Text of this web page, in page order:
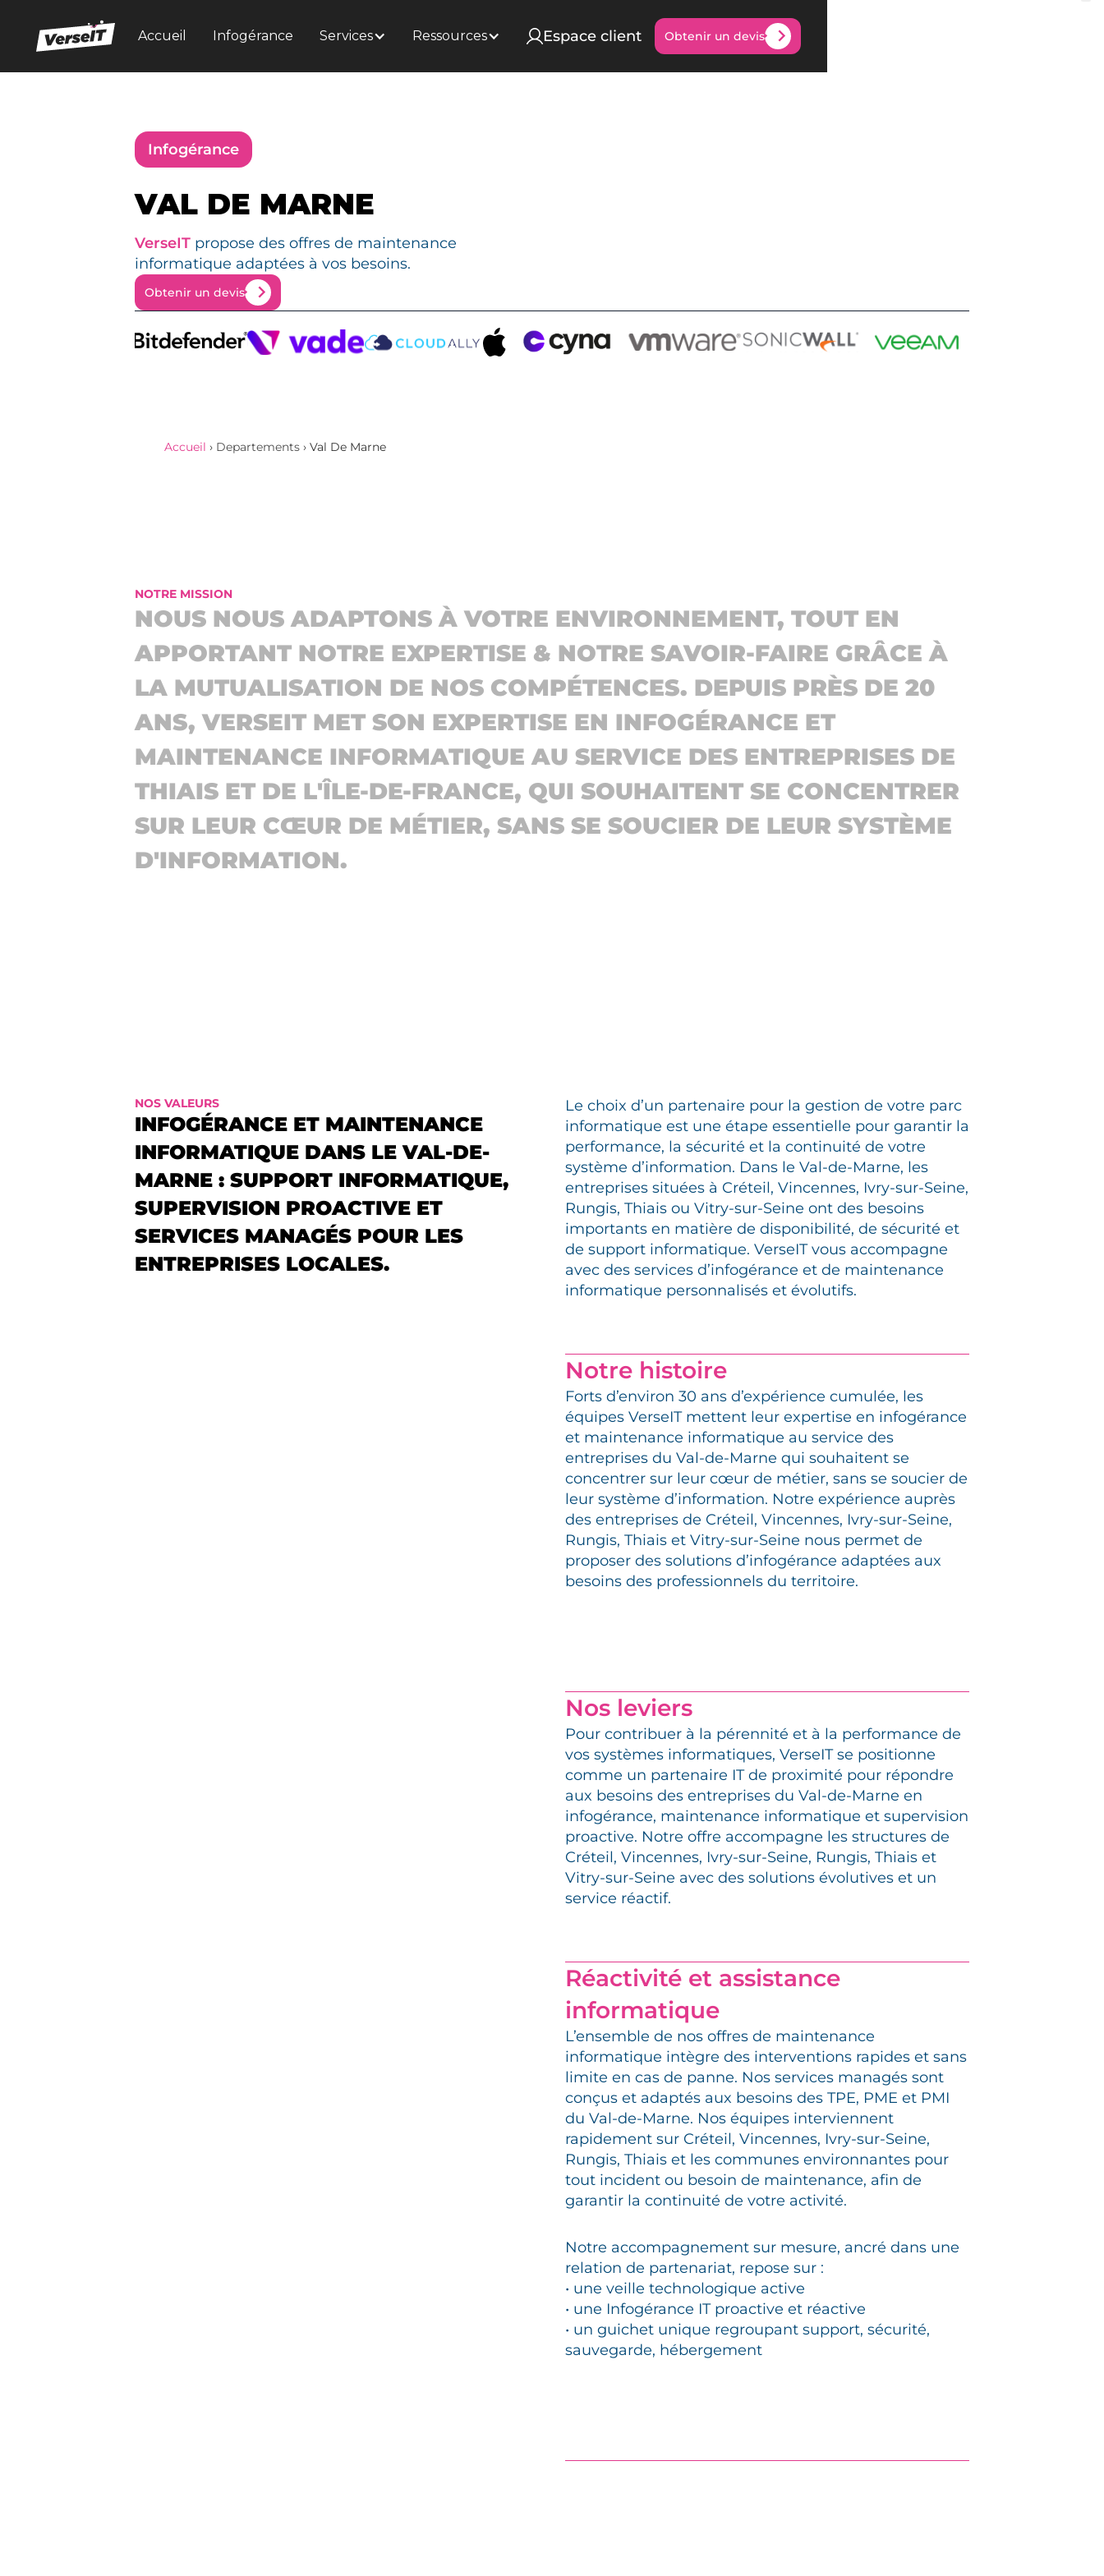
Accueil Infogérance Services Ressources Espace client
Obtenir un devis
Obtenir un devis
Infogérance
VAL DE MARNE
VerseIT propose des offres de maintenance
informatique adaptées à vos besoins.
Obtenir un devis
Obtenir un devis
Accueil › Departements › Val De Marne
NOTRE MISSION
NOUS NOUS ADAPTONS À VOTRE ENVIRONNEMENT, TOUT EN
APPORTANT NOTRE EXPERTISE & NOTRE SAVOIR-FAIRE GRÂCE À
LA MUTUALISATION DE NOS COMPÉTENCES. DEPUIS PRÈS DE 20
ANS, VERSEIT MET SON EXPERTISE EN INFOGÉRANCE ET
MAINTENANCE INFORMATIQUE AU SERVICE DES ENTREPRISES DE
THIAIS ET DE L'ÎLE-DE-FRANCE, QUI SOUHAITENT SE CONCENTRER
SUR LEUR CŒUR DE MÉTIER, SANS SE SOUCIER DE LEUR SYSTÈME
D'INFORMATION.
NOS VALEURS
INFOGÉRANCE ET MAINTENANCE
INFORMATIQUE DANS LE VAL-DE-
MARNE : SUPPORT INFORMATIQUE,
SUPERVISION PROACTIVE ET
SERVICES MANAGÉS POUR LES
ENTREPRISES LOCALES.
Le choix d’un partenaire pour la gestion de votre parc
informatique est une étape essentielle pour garantir la
performance, la sécurité et la continuité de votre
système d’information. Dans le Val-de-Marne, les
entreprises situées à Créteil, Vincennes, Ivry-sur-Seine,
Rungis, Thiais ou Vitry-sur-Seine ont des besoins
importants en matière de disponibilité, de sécurité et
de support informatique. VerseIT vous accompagne
avec des services d’infogérance et de maintenance
informatique personnalisés et évolutifs.
Notre histoire
Forts d’environ 30 ans d’expérience cumulée, les
équipes VerseIT mettent leur expertise en infogérance
et maintenance informatique au service des
entreprises du Val-de-Marne qui souhaitent se
concentrer sur leur cœur de métier, sans se soucier de
leur système d’information. Notre expérience auprès
des entreprises de Créteil, Vincennes, Ivry-sur-Seine,
Rungis, Thiais et Vitry-sur-Seine nous permet de
proposer des solutions d’infogérance adaptées aux
besoins des professionnels du territoire.
Nos leviers
Pour contribuer à la pérennité et à la performance de
vos systèmes informatiques, VerseIT se positionne
comme un partenaire IT de proximité pour répondre
aux besoins des entreprises du Val-de-Marne en
infogérance, maintenance informatique et supervision
proactive. Notre offre accompagne les structures de
Créteil, Vincennes, Ivry-sur-Seine, Rungis, Thiais et
Vitry-sur-Seine avec des solutions évolutives et un
service réactif.
Réactivité et assistance
informatique
L’ensemble de nos offres de maintenance
informatique intègre des interventions rapides et sans
limite en cas de panne. Nos services managés sont
conçus et adaptés aux besoins des TPE, PME et PMI
du Val-de-Marne. Nos équipes interviennent
rapidement sur Créteil, Vincennes, Ivry-sur-Seine,
Rungis, Thiais et les communes environnantes pour
tout incident ou besoin de maintenance, afin de
garantir la continuité de votre activité.
Notre accompagnement sur mesure, ancré dans une
relation de partenariat, repose sur :
• une veille technologique active
• une Infogérance IT proactive et réactive
• un guichet unique regroupant support, sécurité,
sauvegarde, hébergement